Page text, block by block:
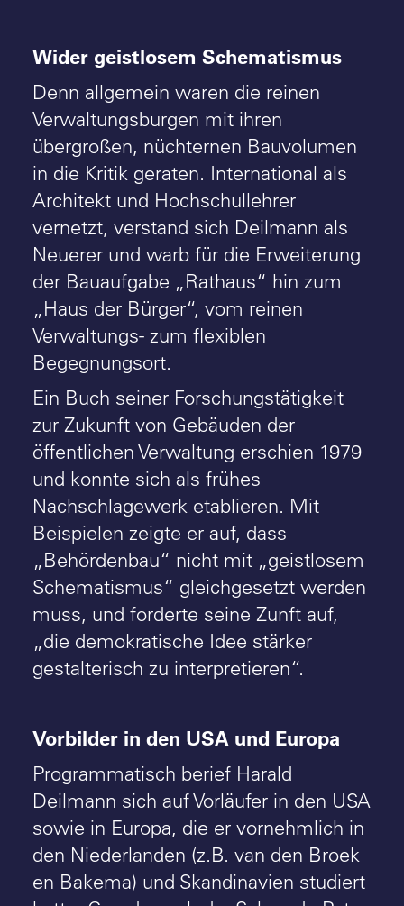
Wider geistlosem Schematismus
Denn allgemein waren die reinen
Verwaltungsburgen mit ihren
übergroßen, nüchternen Bauvolumen
in die Kritik geraten. International als
Architekt und Hochschullehrer
vernetzt, verstand sich Deilmann als
Neuerer und warb für die Erweiterung
der Bauaufgabe „Rathaus“ hin zum
„Haus der Bürger“, vom reinen
Verwaltungs- zum flexiblen
Begegnungsort.
Ein Buch seiner Forschungstätigkeit
zur Zukunft von Gebäuden der
öffentlichen Verwaltung erschien 1979
und konnte sich als frühes
Nachschlagewerk etablieren. Mit
Beispielen zeigte er auf, dass
„Behördenbau“ nicht mit „geistlosem
Schematismus“ gleichgesetzt werden
muss, und forderte seine Zunft auf,
„die demokratische Idee stärker
gestalterisch zu interpretieren“.
Vorbilder in den USA und Europa
Programmatisch berief Harald
Deilmann sich auf Vorläufer in den USA
sowie in Europa, die er vornehmlich in
den Niederlanden (z.B. van den Broek
en Bakema) und Skandinavien studiert